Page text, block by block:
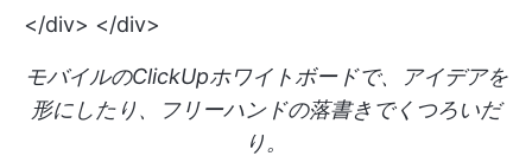
</div> </div>
モバイルのClickUpホワイトボードで、アイデアを
形にしたり、フリーハンドの落書きでくつろいだ
り。